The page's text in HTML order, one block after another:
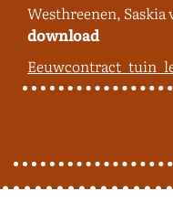
Westhreenen, Saskia
download